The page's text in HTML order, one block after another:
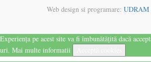
Web design si programare: UDRAM
Experiența pe acest site va fi îmbunătățită dacă
uri. Mai multe informatii